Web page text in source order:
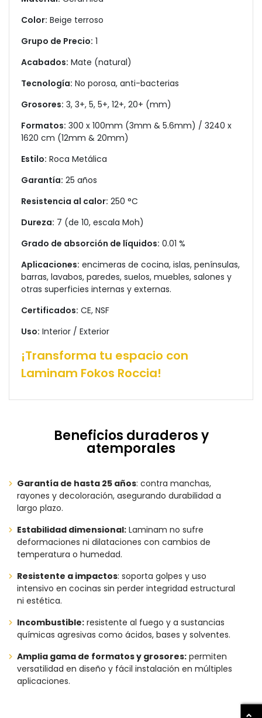
Color: Beige terroso
Grupo de Precio: 1
Acabados: Mate (natural)
Tecnología: No porosa, anti-bacterias
Grosores: 3, 3+, 5, 5+, 12+, 20+ (mm)
Formatos: 300 x 100mm (3mm & 5.6mm) / 3240 x
1620 cm (12mm & 20mm)
Estilo: Roca Metálica
Garantía: 25 años
Resistencia al calor: 250 °C
Dureza: 7 (de 10, escala Moh)
Grado de absorción de líquidos: 0.01 %
Aplicaciones: encimeras de cocina, islas, penínsulas,
barras, lavabos, paredes, suelos, muebles, salones y
otras superficies internas y externas.
Certificados: CE, NSF
Uso: Interior / Exterior
¡Transforma tu espacio con
Laminam Fokos Roccia!
Beneficios duraderos y
atemporales
Garantía de hasta 25 años: contra manchas,
rayones y decoloración, asegurando durabilidad a
largo plazo.
Estabilidad dimensional: Laminam no sufre
deformaciones ni dilataciones con cambios de
temperatura o humedad.
Resistente a impactos: soporta golpes y uso
intensivo en cocinas sin perder integridad estructural
ni estética.
Incombustible: resistente al fuego y a sustancias
químicas agresivas como ácidos, bases y solventes.
Amplia gama de formatos y grosores: permiten
versatilidad en diseño y fácil instalación en múltiples
aplicaciones.